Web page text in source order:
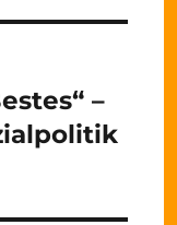
–